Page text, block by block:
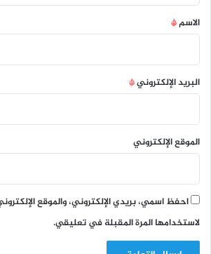
*
الاسم*
البريد الإلكتروني*
الموقع الإلكتروني
احفظ اسمي، بريدي الإلكتروني، والموقع
لاستخدامها المرة المقبلة في تعليقي.